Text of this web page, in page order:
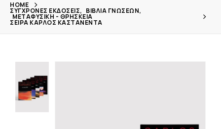
HOME
ΣΎΓΧΡΟΝΕΣ ΕΚΔΌΣΕΙΣ, ΒΙΒΛΊΑ ΓΝΏΣΕΩΝ,
ΜΕΤΑΦΥΣΙΚΉ - ΘΡΗΣΚΕΊΑ
ΣΕΙΡΆ ΚΆΡΛΟΣ ΚΑΣΤΑΝΈΝΤΑ